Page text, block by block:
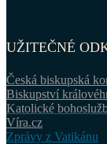
UŽITEČNÉ
Česká biskupská
Biskupství
Katolické
Víra.cz
Zprávy z Vatikánu